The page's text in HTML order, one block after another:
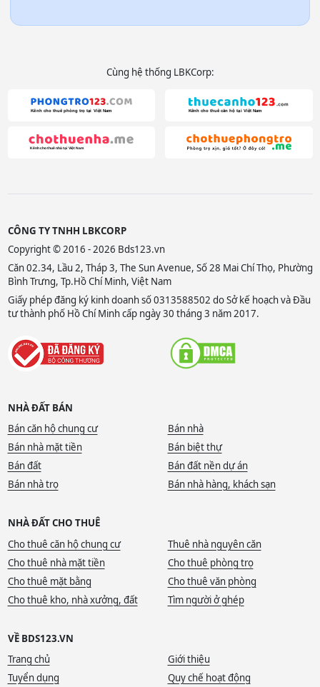
Cùng hệ thống LBKCorp:
CÔNG TY TNHH LBKCORP
Copyright © 2016 - 2026 Bds123.vn
Căn 02.34, Lầu 2, Tháp 3, The Sun Avenue, Số 28 Mai Chí Thọ, Phường
Bình Trưng, Tp.Hồ Chí Minh, Việt Nam
Giấy phép đăng ký kinh doanh số 0313588502 do Sở kế hoạch và Đầu
tư thành phố Hồ Chí Minh cấp ngày 30 tháng 3 năm 2017.
NHÀ ĐẤT BÁN
Bán căn hộ chung cư
Bán nhà
Bán nhà mặt tiền
Bán biệt thự
Bán đất
Bán đất nền dự án
Bán nhà trọ
Bán nhà hàng, khách sạn
NHÀ ĐẤT CHO THUÊ
Cho thuê căn hộ chung cư
Thuê nhà nguyên căn
Cho thuê nhà mặt tiền
Cho thuê phòng trọ
Cho thuê mặt bằng
Cho thuê văn phòng
Cho thuê kho, nhà xưởng, đất
Tìm người ở ghép
VỀ BDS123.VN
Trang chủ
Giới thiệu
Tuyển dụng
Quy chế hoạt động